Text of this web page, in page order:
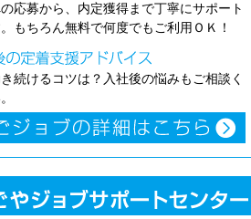
応募から、内定獲得まで丁寧にサポート
もちろん無料で何度でもご利用ＯＫ！
続けるコツは？入社後の悩みもご相談く